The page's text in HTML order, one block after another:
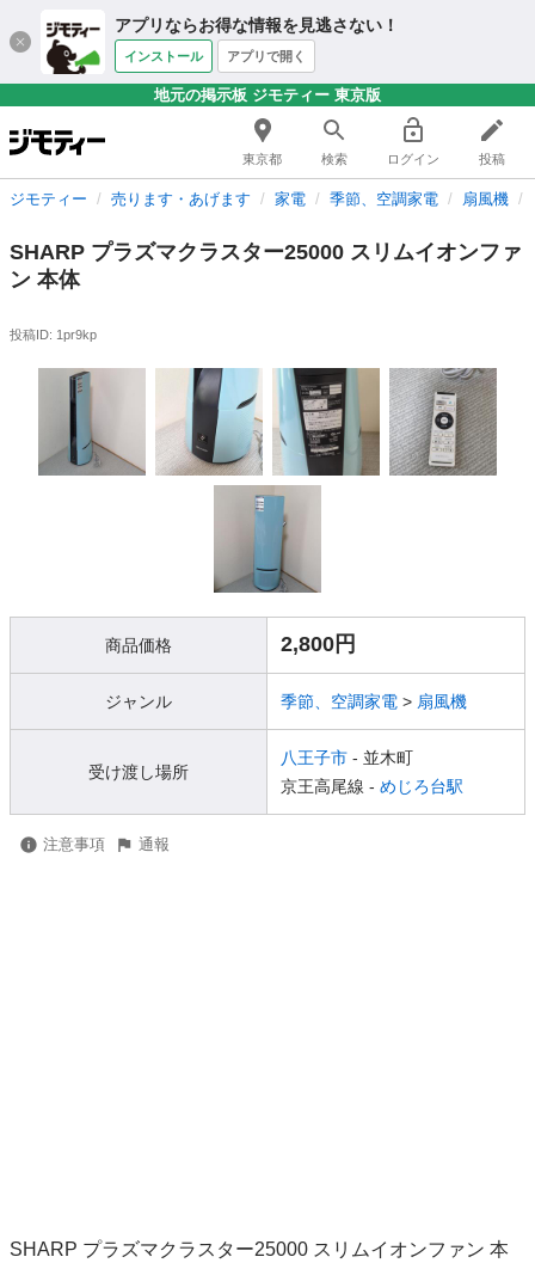
アプリならお得な情報を見逃さない！
インストール アプリで開く
地元の掲示板 ジモティー 東京版
東京都 検索 ログイン 投稿
ジモティー 売ります・あげます 家電 季節、空調家電 扇風機
SHARP プラズマクラスター25000 スリムイオンファ
ン 本体
投稿ID: 1pr9kp
商品価格 2,800円
ジャンル 季節、空調家電 > 扇風機
受け渡し場所
八王子市 - 並木町
京王高尾線 - めじろ台駅
注意事項 通報
SHARP プラズマクラスター25000 スリムイオンファン 本